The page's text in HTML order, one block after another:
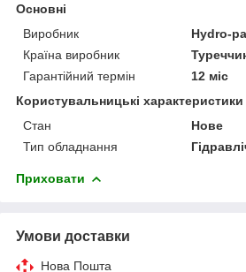
Основні
Виробник
Hydro-
Країна виробник
Гарантійний термін
12 міс
Користувальницькі характеристики
Стан
Нове
Тип обладнання
Приховати
Умови доставки
Нова Пошта